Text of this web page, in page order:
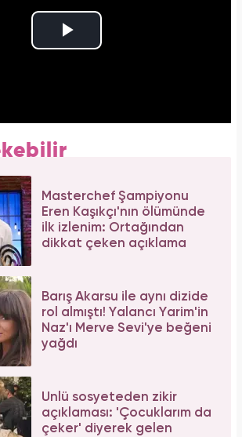
Masterchef Şampiyonu
Eren Kaşıkçı'nın ölümünde
ilk izlenim: Ortağından
dikkat çeken açıklama
Barış Akarsu ile aynı dizide
rol almıştı! Yalancı Yarim'in
Naz'ı Merve Sevi'ye beğeni
yağdı
Ünlü sosyeteden zikir
açıklaması: 'Çocuklarım da
çeker' diyerek gelen